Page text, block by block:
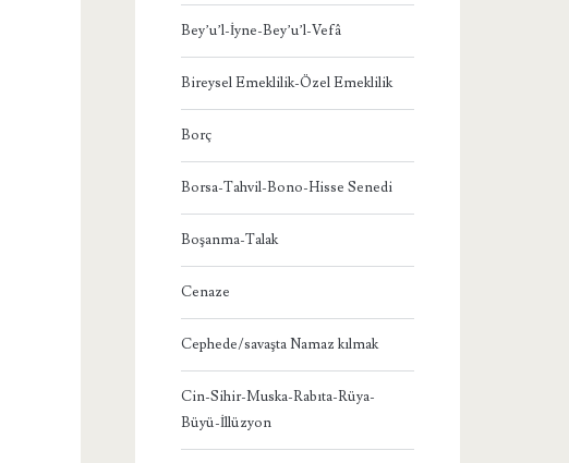
Bey’u’l-İyne-Bey’u’l-Vefâ
Bireysel Emeklilik-Özel Emeklilik
Borç
Borsa-Tahvil-Bono-Hisse Senedi
Boşanma-Talak
Cenaze
Cephede/savaşta Namaz kılmak
Cin-Sihir-Muska-Rabıta-Rüya-
Büyü-İllüzyon